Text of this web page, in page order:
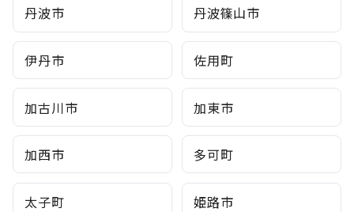
丹波市 丹波篠山市
伊丹市 佐用町
加古川市 加東市
加西市 多可町
太子町 姫路市